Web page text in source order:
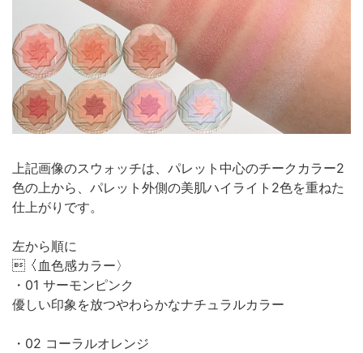
上記画像のスウォッチは、パレット中心のチークカラー2
色の上から、パレット外側の美肌ハイライト2色を重ねた
仕上がりです。
左から順に
〈血色感カラー〉
・01 サーモンピンク
優しい印象を放つやわらかなナチュラルカラー
・02 コーラルオレンジ